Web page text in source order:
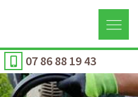
07 86 88 19 43